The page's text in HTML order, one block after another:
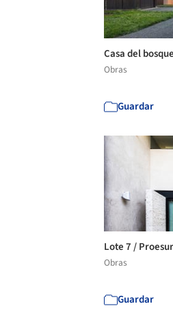
Casa del
Obras
Guardar
Lote 7 / Proesur
Obras
Guardar